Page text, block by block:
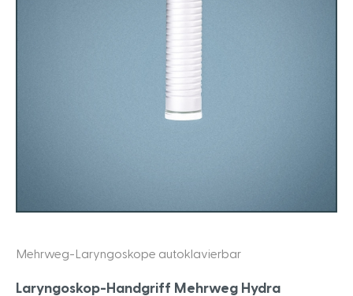
Mehrweg-Laryngoskope autoklavierbar
Laryngoskop-Handgriff Mehrweg Hydra